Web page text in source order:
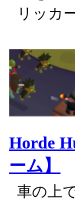
リッカ
Horde
ーム】
車の上